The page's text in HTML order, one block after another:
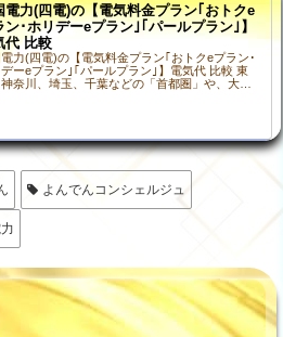
電力(四電)の【電気料金プラン｢おトクe
ン･ホリデーeプラン｣｢パールプラン｣】
代 比較
力(四電)の【電気料金プラン｢おトクeプラン･
ーeプラン｣｢パールプラン｣】電気代 比較 東
奈川、埼玉、千葉などの「首都圏」や、大
よんでんコンシェルジュ